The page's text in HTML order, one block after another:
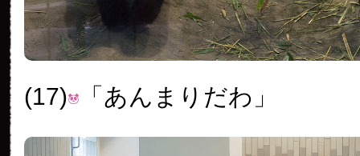
(17) 「あんまりだわ」